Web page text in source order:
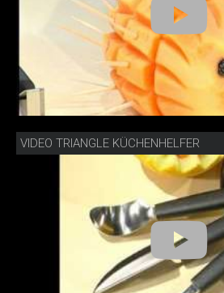
VIDEO TRIANGLE KÜCHENHELFER